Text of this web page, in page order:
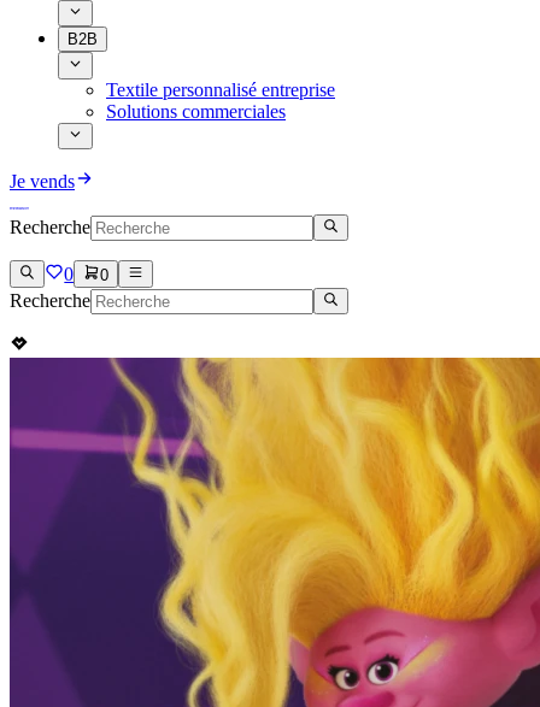
B2B
Textile personnalisé entreprise
Solutions commerciales
Je vends
Recherche
0 0
Recherche